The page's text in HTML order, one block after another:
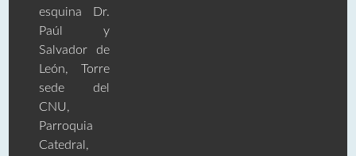
esquina Dr.
Paúl y
Salvador de
León, Torre
sede del
CNU,
Parroquia
Catedral,